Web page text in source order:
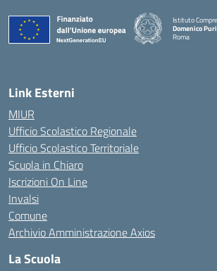
Istituto
Domenico
Roma
Link Esterni
MIUR
Ufficio Scolastico Regionale
Ufficio Scolastico Territoriale
Scuola in Chiaro
Iscrizioni On Line
Invalsi
Comune
Archivio Amministrazione Axios
La Scuola